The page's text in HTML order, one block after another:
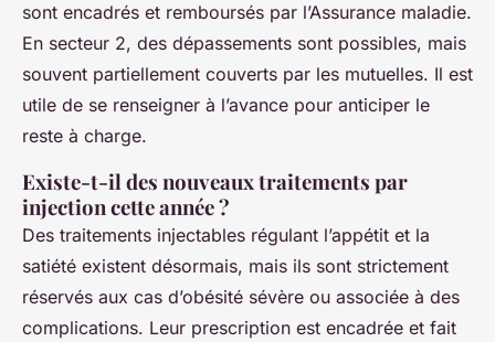
sont encadrés et remboursés par l’Assurance maladie.
En secteur 2, des dépassements sont possibles, mais
souvent partiellement couverts par les mutuelles. Il est
utile de se renseigner à l’avance pour anticiper le
reste à charge.
Existe-t-il des nouveaux traitements par
injection cette année ?
Des traitements injectables régulant l’appétit et la
satiété existent désormais, mais ils sont strictement
réservés aux cas d’obésité sévère ou associée à des
complications. Leur prescription est encadrée et fait